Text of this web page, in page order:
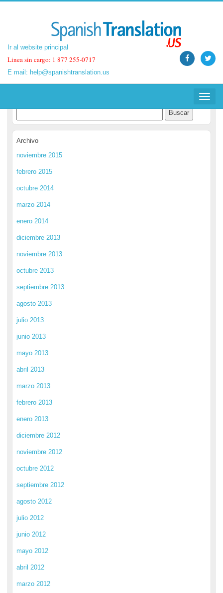
Ir al website principal
Linea sin cargo: 1 877 255-0717
E mail: help@spanishtranslation.us
Toggle
Ir al website principal
Linea sin cargo: 1 877 255-0717
E mail: help@spanishtranslation.us
Toggle
Spanish Translation Blog
Archivo
noviembre 2015
febrero 2015
octubre 2014
marzo 2014
enero 2014
diciembre 2013
noviembre 2013
octubre 2013
septiembre 2013
agosto 2013
julio 2013
junio 2013
mayo 2013
abril 2013
marzo 2013
febrero 2013
enero 2013
diciembre 2012
noviembre 2012
octubre 2012
septiembre 2012
agosto 2012
julio 2012
junio 2012
mayo 2012
abril 2012
marzo 2012